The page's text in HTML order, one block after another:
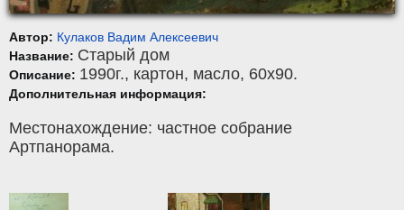
Автор: Кулаков Вадим Алексеевич
Название: Старый дом
Описание: 1990г., картон, масло, 60x90.
Дополнительная информация:
Местонахождение: частное собрание
Артпанорама.